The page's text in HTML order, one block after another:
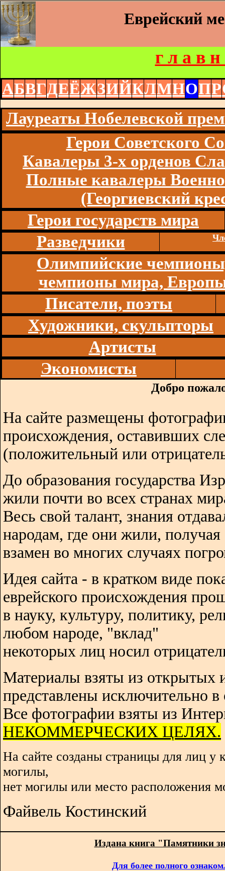
Еврейский
г л а в н
АБВГДЕЁЖЗИЙКЛМНОПР
Лауреаты Нобелевской
Герои Советского
Кавалеры 3-х орденов
Полные кавалеры
(Георгиевский
Герои государств мира
Разведчики
Олимпийские
чемпионы мира,
Писатели, поэты
Художники, скульпторы
Артисты
Экономисты
Добро
На сайте размещены
происхождения, оставивших
(положительный или
До образования государства
жили почти во всех странах
Весь свой талант, знания
народам, где они жили, получая
взамен во многих случаях
Идея сайта - в кратком виде
еврейского происхождения
в науку, культуру, политику,
любом народе, "вклад"
некоторых лиц носил
Материалы взяты из открытых
представлены исключительно
Все фотографии взяты из
НЕКОММЕРЧЕСКИХ ЦЕЛЯХ.
На сайте созданы страницы для лиц у
могилы,
нет могилы или место расположения
Файвель Костинский
Издана книга "Памятники
Для более полного